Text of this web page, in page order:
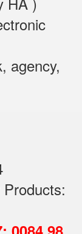
agency,